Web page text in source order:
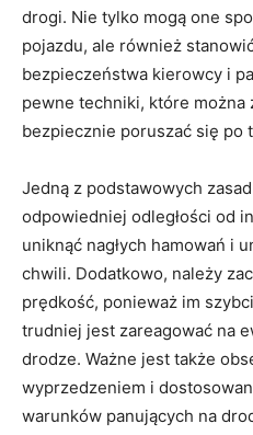
⁣drogi. ‌Nie tylko mogą one
pojazdu, ale również
⁤bezpieczeństwa kierowcy i
pewne techniki, które można
bezpiecznie poruszać się po⁢
Jedną z podstawowych
odpowiedniej odległości ⁢od
uniknąć nagłych ⁢hamowań i
chwili. ‌Dodatkowo, należy
prędkość, ponieważ ​im
trudniej jest ‍zareagować na
drodze. Ważne⁣ jest także
wyprzedzeniem i
warunków ⁣panujących na